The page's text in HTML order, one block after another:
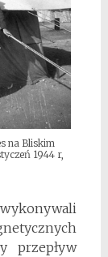
na Bliskim
1944 r,
przepływ